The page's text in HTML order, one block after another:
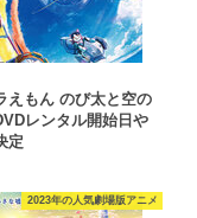
えもん のび太と空の
レンタル開始日や
定
2023年の人気劇場版アニメ